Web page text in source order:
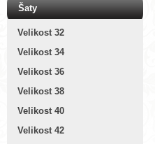
Šaty
Velikost 32
Velikost 34
Velikost 36
Velikost 38
Velikost 40
Velikost 42